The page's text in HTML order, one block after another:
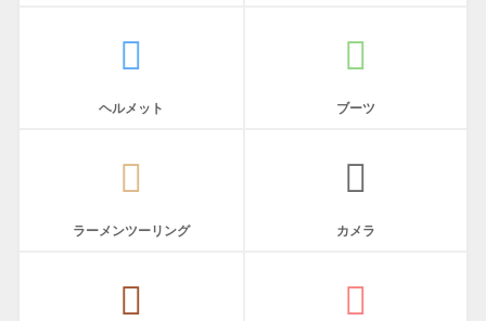
ヘルメット ブーツ
ラーメンツーリング カメラ